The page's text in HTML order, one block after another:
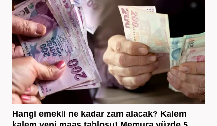
Hangi emekli ne kadar zam alacak? Kalem